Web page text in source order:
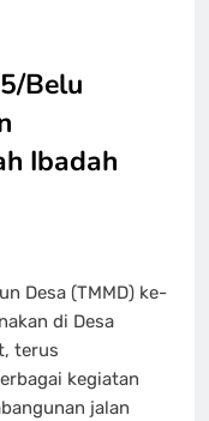
Belu
Ibadah
Desa (TMMD) ke-
di Desa
terus
kegiatan
jalan